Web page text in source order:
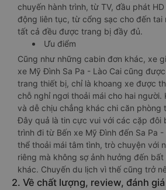
chuyến hành trình, từ TV, đầu phát
động liên tục, từ cổng sạc cho đến
tất cả đều được trang bị đầy đủ.
Ưu điểm
Cũng như những cabin đơn khác, xe
xe Mỹ Đình Sa Pa - Lào Cai cũng
trang thiết bị, chỉ là khoang xe được
chỗ nghỉ ngơi thoải mái cho hai người.
và dễ chịu chẳng khác chi căn phòng
Đây quả là tin cực vui với các cặp đôi
trình đi từ Bến xe Mỹ Đình đến Sa Pa
thể thoải mái tâm tình, trò chuyện với
riêng mà không sợ ảnh hưởng đến
khác. Chuyến du lịch vì thế cũng trở
2. Về chất lượng, review, đánh